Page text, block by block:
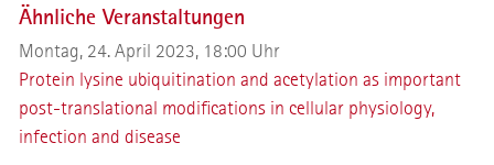
Ähnliche Veranstaltungen
Montag, 24. April 2023, 18:00 Uhr
Protein lysine ubiquitination and acetylation as important
post-translational modifications in cellular physiology,
infection and disease